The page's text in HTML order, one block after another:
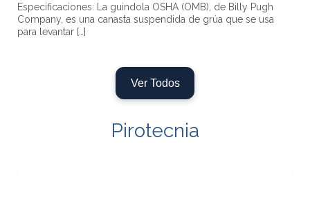
Especificaciones: La guindola OSHA (OMB), de Billy Pugh
Company, es una canasta suspendida de grúa que se usa
para levantar […]
Ver Todos
Pirotecnia